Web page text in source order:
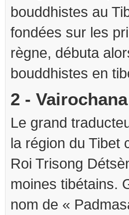
bouddhistes au
fondées sur les
règne, débuta
bouddhistes en
2 -
Le grand
la région du Tibet
Roi Trisong
moines tibétains.
nom de «